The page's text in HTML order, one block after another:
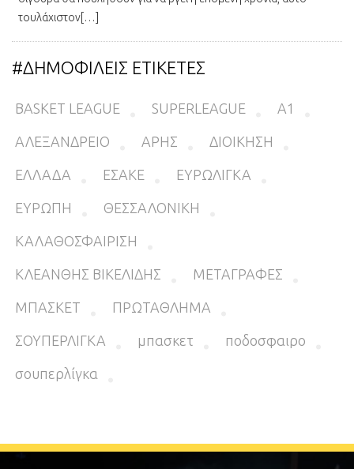
τουλάχιστον[…]
#ΔΗΜΟΦΙΛΕΙΣ ΕΤΙΚΕΤΕΣ
BASKET LEAGUE SUPERLEAGUE Α1
ΑΛΕΞΑΝΔΡΕΙΟ ΑΡΗΣ ΔΙΟΙΚΗΣΗ
ΕΛΛΑΔΑ ΕΣΑΚΕ ΕΥΡΩΛΙΓΚΑ
ΕΥΡΩΠΗ ΘΕΣΣΑΛΟΝΙΚΗ
ΚΑΛΑΘΟΣΦΑΙΡΙΣΗ
ΚΛΕΑΝΘΗΣ ΒΙΚΕΛΙΔΗΣ ΜΕΤΑΓΡΑΦΕΣ
ΜΠΑΣΚΕΤ ΠΡΩΤΑΘΛΗΜΑ
ΣΟΥΠΕΡΛΙΓΚΑ μπασκετ ποδοσφαιρο
σουπερλίγκα